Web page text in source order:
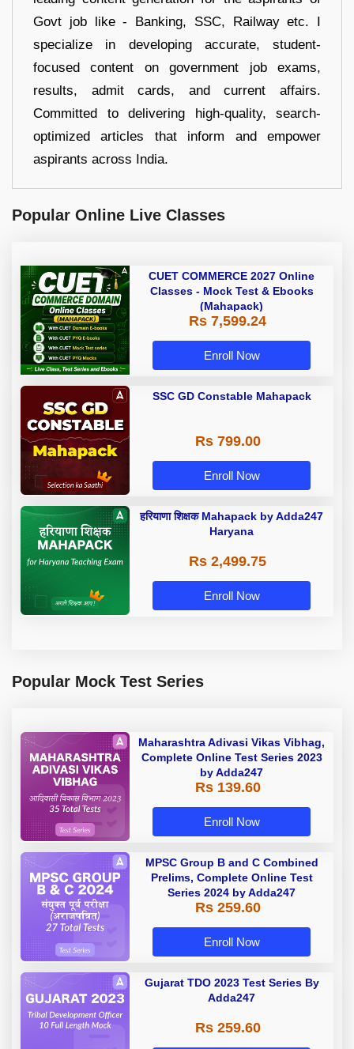
Govt job like - Banking, SSC, Railway etc. I
specialize in developing accurate, student-
focused content on government job exams,
results, admit cards, and current affairs.
Committed to delivering high-quality, search-
optimized articles that inform and empower
aspirants across India.
Popular Online Live Classes
CUET COMMERCE 2027 Online
Classes - Mock Test & Ebooks
(Mahapack)
Rs 7,599.24
Enroll Now
SSC GD Constable Mahapack
Rs 799.00
Enroll Now
हरियाणा शिक्षक Mahapack by Adda247
Haryana
Rs 2,499.75
Enroll Now
Popular Mock Test Series
Maharashtra Adivasi Vikas Vibhag,
Complete Online Test Series 2023
by Adda247
Rs 139.60
Enroll Now
MPSC Group B and C Combined
Prelims, Complete Online Test
Series 2024 by Adda247
Rs 259.60
Enroll Now
Gujarat TDO 2023 Test Series By
Adda247
Rs 259.60